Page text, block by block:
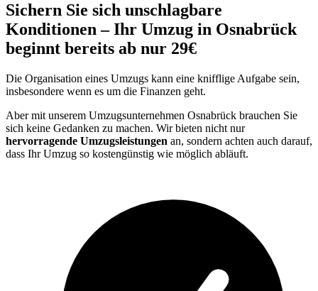
Sichern Sie sich unschlagbare
Konditionen – Ihr Umzug in Osnabrück
beginnt bereits ab nur 29€
Die Organisation eines Umzugs kann eine knifflige Aufgabe sein,
insbesondere wenn es um die Finanzen geht.
Aber mit unserem Umzugsunternehmen Osnabrück brauchen Sie
sich keine Gedanken zu machen. Wir bieten nicht nur
hervorragende Umzugsleistungen an, sondern achten auch darauf,
dass Ihr Umzug so kostengünstig wie möglich abläuft.